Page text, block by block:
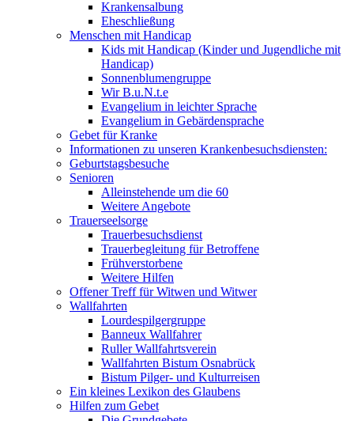
Krankensalbung
Eheschließung
Menschen mit Handicap
Kids mit Handicap (Kinder und Jugendliche mit
Handicap)
Sonnenblumengruppe
Wir B.u.N.t.e
Evangelium in leichter Sprache
Evangelium in Gebärdensprache
Gebet für Kranke
Informationen zu unseren Krankenbesuchsdiensten:
Geburtstagsbesuche
Senioren
Alleinstehende um die 60
Weitere Angebote
Trauerseelsorge
Trauerbesuchsdienst
Trauerbegleitung für Betroffene
Frühverstorbene
Weitere Hilfen
Offener Treff für Witwen und Witwer
Wallfahrten
Lourdespilgergruppe
Banneux Wallfahrer
Ruller Wallfahrtsverein
Wallfahrten Bistum Osnabrück
Bistum Pilger- und Kulturreisen
Ein kleines Lexikon des Glaubens
Hilfen zum Gebet